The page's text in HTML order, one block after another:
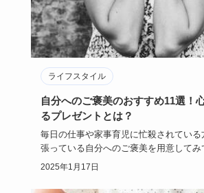
ライフスタイル
自分へのご褒美のおすすめ11選！
るプレゼントとは？
毎日の仕事や家事育児に忙殺されてい
張っている自分へのご褒美を用意してみ
自分から自分に…
2025年1月17日